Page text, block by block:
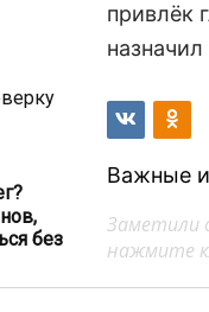
без
привлёк
Важные
Заметили
нажмите